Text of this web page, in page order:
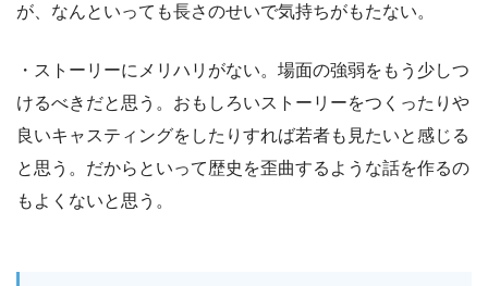
が、なんといっても長さのせいで気持ちがもたない。
・ストーリーにメリハリがない。場面の強弱をもう少しつ
けるべきだと思う。おもしろいストーリーをつくったりや
良いキャスティングをしたりすれば若者も見たいと感じる
と思う。だからといって歴史を歪曲するような話を作るの
もよくないと思う。